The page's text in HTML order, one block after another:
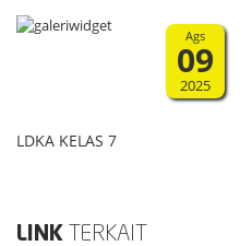
Ags
09
2025
LDKA KELAS 7
LINK TERKAIT